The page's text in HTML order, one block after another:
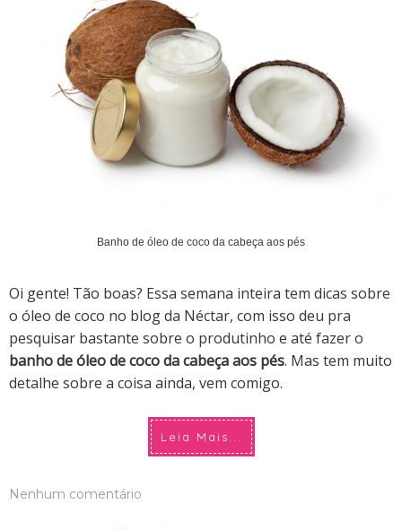
Banho de óleo de coco da cabeça aos pés
Oi gente! Tão boas? Essa semana inteira tem dicas sobre
o óleo de coco no blog da Néctar, com isso deu pra
pesquisar bastante sobre o produtinho e até fazer o
banho de óleo de coco da cabeça aos pés. Mas tem muito
detalhe sobre a coisa ainda, vem comigo.
Leia Mais...
Nenhum comentário